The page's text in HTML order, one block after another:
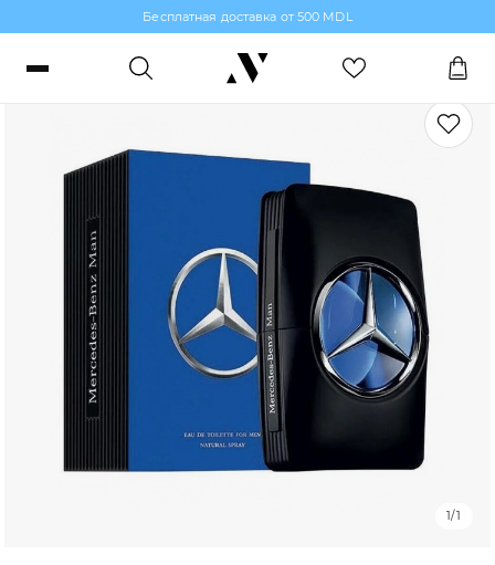
Бесплатная доставка от 500 MDL
RO
Макияж
Парфюмерия
Уход за кожей
Туалетная вода для мужчин
1/1